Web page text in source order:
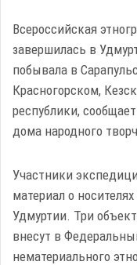
Всероссийская
завершилась в
побывала в
Красногорском,
республики,
дома народного
Участники
материал о
Удмуртии. Три
внесут в
нематериального